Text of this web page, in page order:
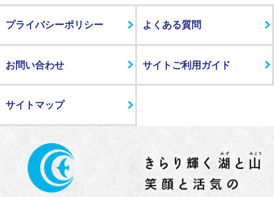
プライバシーポリシー よくある質問
お問い合わせ サイトご利用ガイド
サイトマップ